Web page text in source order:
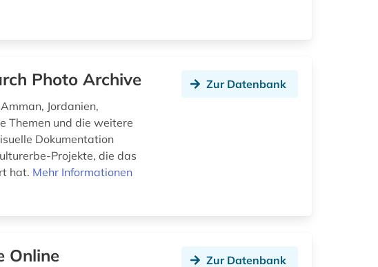
Photo Archive
Jordanien,
Themen und die weitere
Dokumentation
Projekte, die das
hat. Mehr Informationen
Zur Datenbank
Online Zur Datenbank